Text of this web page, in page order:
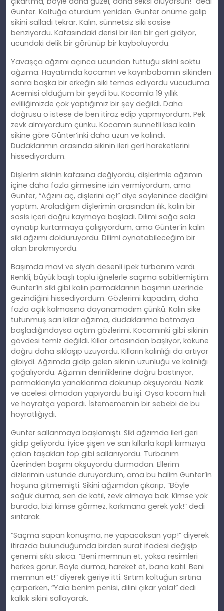
Günter. Koltuğa oturdum yeniden. Günter önüme gelip
sikini salladı tekrar. Kalın, sünnetsiz siki sosise
benziyordu. Kafasındaki derisi bir ileri bir geri gidiyor,
ucundaki delik bir görünüp bir kayboluyordu.
Yavaşça ağzımı açınca ucundan tuttuğu sikini soktu
ağzıma. Hayatımda kocamın ve kayınbabamın sikinden
sonra başka bir erkeğin siki temas ediyordu vücuduma.
Acemisi olduğum bir şeydi bu. Kocamla 19 yıllık
evliliğimizde çok yaptığımız bir şey değildi. Daha
doğrusu o istese de ben itiraz edip yapmıyordum. Pek
zevk almıyordum çünkü. Kocamın sünnetli kısa kalın
sikine göre Günter’inki daha uzun ve kalındı.
Dudaklarımın arasında sikinin ileri geri hareketlerini
hissediyordum.
Dişlerim sikinin kafasına değiyordu, dişlerimle ağzımın
içine daha fazla girmesine izin vermiyordum, ama
Günter, “Ağzını aç, dişlerini aç!” diye söylenince dediğini
yaptım. Araladığım dişlerimin arasından ılık, kalın bir
sosis içeri doğru kaymaya başladı. Dilimi sağa sola
oynatıp kurtarmaya çalışıyordum, ama Günter’in kalın
siki ağzımı dolduruyordu. Dilimi oynatabileceğim bir
alan bırakmıyordu.
Başımda mavi ve siyah desenli ipek türbanım vardı.
Renkli, büyük başlı toplu iğnelerle saçıma sabitlemiştim.
Günter’in siki gibi kalın parmaklarının başımın üzerinde
gezindiğini hissediyordum. Gözlerimi kapadım, daha
fazla açık kalmasına dayanamadım çünkü. Kalın sike
tutunmuş sarı kıllar ağzıma, dudaklarıma batmaya
başladığındaysa açtım gözlerimi. Kocamınki gibi sikinin
gövdesi temiz değildi. Kıllar ortasından başlıyor, köküne
doğru daha sıklaşıp uzuyordu. Kılların kalınlığı da artıyor
gibiydi. Ağzımda gidip gelen sikinin uzunluğu ve kalınlığı
çoğalıyordu. Ağzımın derinliklerine doğru bastırıyor,
parmaklarıyla yanaklarıma dokunup okşuyordu. Nazik
ve acelesi olmadan yapıyordu bu işi. Oysa kocam hızlı
ve hoyratça yapardı. İstemememin bir sebebi de bu
hoyratlığıydı.
Günter sallanmaya başlamıştı. Siki ağzımda ileri geri
gidip geliyordu. İyice şişen ve sarı kıllarla kaplı kırmızıya
çalan taşakları top gibi sallanıyordu. Türbanım
üzerinden başımı okşuyordu durmadan. Ellerim
dizlerimin üstünde duruyordum, ama bu halim Günter’in
hoşuna gitmemişti. Sikini ağzımdan çıkarıp, “Böyle
soğuk durma, sen de katıl, zevk almaya bak. Kimse yok
burada, bizi kimse görmez, korkmana gerek yok!” dedi
sırıtarak.
“Saçma sapan konuşma, ne yapacaksan yap!” diyerek
itirazda bulunduğumda birden surat ifadesi değişip
çenemi sıktı sıkıca. “Beni memnun et, yoksa resimleri
herkes görür. Böyle durma, hareket et, bana katıl. Beni
memnun et!” diyerek geriye itti. Sırtım koltuğun sırtına
çarparken, “Yala benim penisi, dilini çıkar yala!” dedi
kalkık sikini sallayarak.